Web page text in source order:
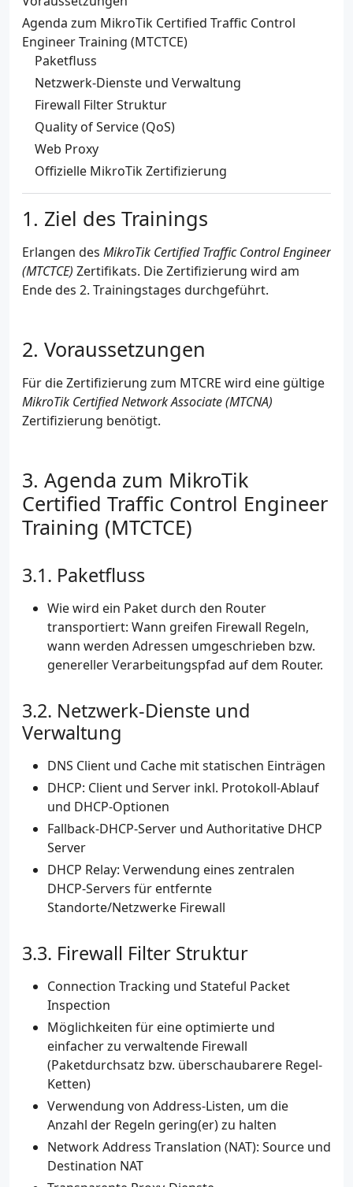
Agenda zum MikroTik Certified Traffic Control
Engineer Training (MTCTCE)
Paketfluss
Netzwerk-Dienste und Verwaltung
Firewall Filter Struktur
Quality of Service (QoS)
Web Proxy
Offizielle MikroTik Zertifizierung
Ziel des Trainings
Erlangen des MikroTik Certified Traffic Control Engineer
(MTCTCE) Zertifikats. Die Zertifizierung wird am
Ende des 2. Trainingstages durchgeführt.
Voraussetzungen
Für die Zertifizierung zum MTCRE wird eine gültige
MikroTik Certified Network Associate (MTCNA)
Zertifizierung benötigt.
Agenda zum MikroTik
Certified Traffic Control Engineer
Training (MTCTCE)
Paketfluss
Wie wird ein Paket durch den Router
transportiert: Wann greifen Firewall Regeln,
wann werden Adressen umgeschrieben bzw.
genereller Verarbeitungspfad auf dem Router.
Netzwerk-Dienste und
Verwaltung
DNS Client und Cache mit statischen Einträgen
DHCP: Client und Server inkl. Protokoll-Ablauf
und DHCP-Optionen
Fallback-DHCP-Server und Authoritative DHCP
Server
DHCP Relay: Verwendung eines zentralen
DHCP-Servers für entfernte
Standorte/Netzwerke Firewall
Firewall Filter Struktur
Connection Tracking und Stateful Packet
Inspection
Möglichkeiten für eine optimierte und
einfacher zu verwaltende Firewall
(Paketdurchsatz bzw. überschaubarere Regel-
Ketten)
Verwendung von Address-Listen, um die
Anzahl der Regeln gering(er) zu halten
Network Address Translation (NAT): Source und
Destination NAT